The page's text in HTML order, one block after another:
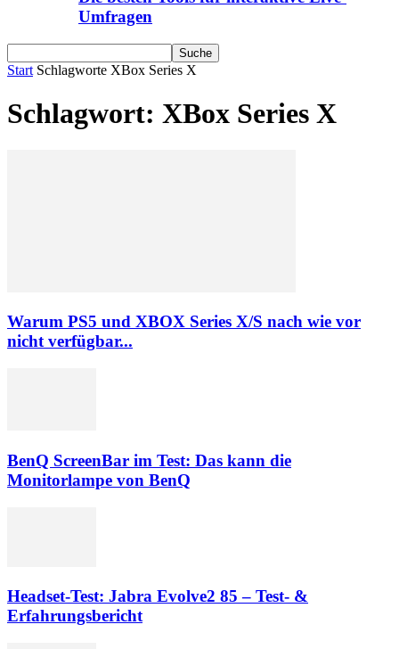
Umfragen
Start Schlagworte XBox Series X
Schlagwort: XBox Series X
Warum PS5 und XBOX Series X/S nach wie vor
nicht verfügbar...
BenQ ScreenBar im Test: Das kann die
Monitorlampe von BenQ
Headset-Test: Jabra Evolve2 85 – Test- &
Erfahrungsbericht